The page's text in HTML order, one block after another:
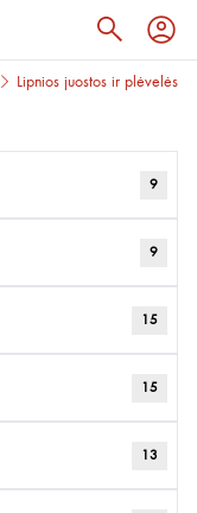
Lipnios juostos ir plėvelės
9
9
15
15
13